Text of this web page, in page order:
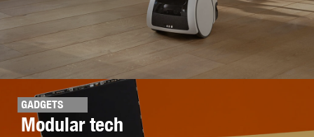
GADGETS
Modular tech